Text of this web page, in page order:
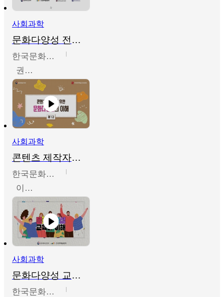
사회과학
문화다양성 전문인력 양성 기본과정 - 문화다양성의 이해
한국문화예술교육진흥원
권숙인 외 8명
사회과학
콘텐츠 제작자를 위한 문화다양성의 이해
한국문화예술교육진흥원
이성민
사회과학
문화다양성 교육의 이해
한국문화예술교육진흥원